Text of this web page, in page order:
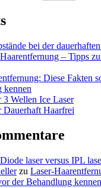
bei der
– Tipps
Diese Fakten
kennen
3 Wellen Ice Laser
Dauerhaft Haarfrei
Diode laser versus IPL
zu Laser-
der Behandlung kennen